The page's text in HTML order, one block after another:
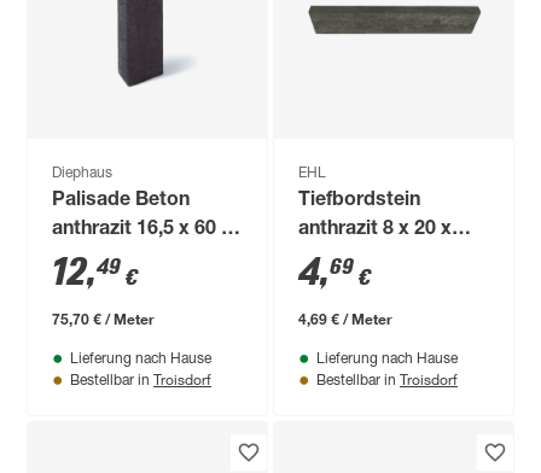
Diephaus
Palisade Beton
anthrazit 16,5 x 60 x
12 cm
12,49 €
75,70 € / Meter
Lieferung nach Hause
Bestellbar in Troisdorf
EHL
Tiefbordstein
anthrazit 8 x 20 x
100 cm
4,69 €
4,69 € / Meter
Lieferung nach Hause
Bestellbar in Troisdorf